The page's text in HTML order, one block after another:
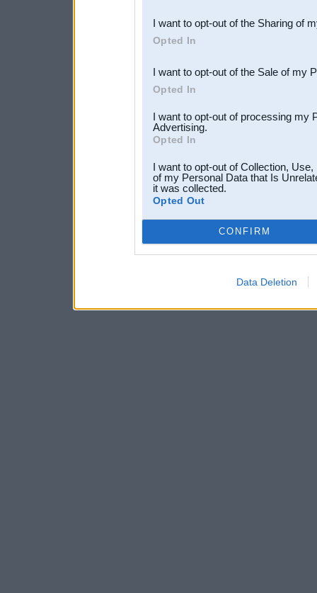
Downstream Participants
third parties.
I want to opt-out of the Sharing of
Opted In
I want to opt-out of the Sale of my
Opted In
I want to opt-out of processing my
Advertising.
Opted In
I want to opt-out of Collection,
of my Personal Data that Is
it was collected.
Opted Out
CONFIRM
Data Deletion